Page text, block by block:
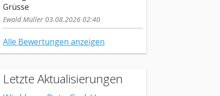
Grüsse
Ewald Müller 03.08.2026 02:40
Alle Bewertungen anzeigen
Letzte Aktualisierungen